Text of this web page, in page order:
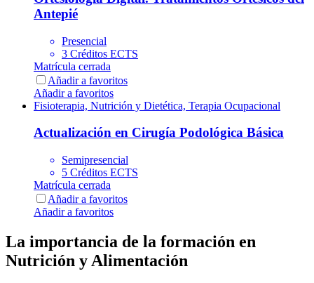
Antepié
Presencial
3 Créditos ECTS
Matrícula cerrada
Añadir a favoritos
Añadir a favoritos
Fisioterapia, Nutrición y Dietética, Terapia Ocupacional
Actualización en Cirugía Podológica Básica
Semipresencial
5 Créditos ECTS
Matrícula cerrada
Añadir a favoritos
Añadir a favoritos
La importancia de la formación en
Nutrición y Alimentación